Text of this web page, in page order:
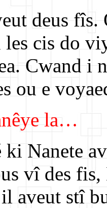
deus fîs.
cis do
Cwand i
ou e
la…
ki Nanete
vî des
aveut stî